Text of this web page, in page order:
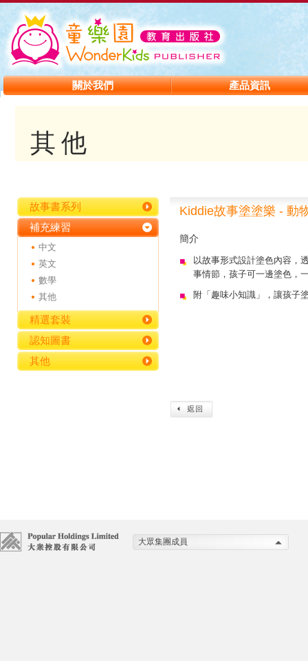
關於我們 產品資訊
其他
故事書系列
補充練習
中文
英文
數學
其他
精選套裝
認知圖書
其他
Kiddie故事塗塗樂 - 動
簡介
以故事形式設計塗色內容，
事情節，孩子可一邊塗色，
附「趣味小知識」，讓孩子
大眾集團成員